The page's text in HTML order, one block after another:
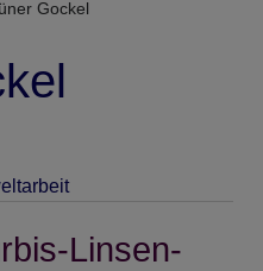
Gockel
Linsen-